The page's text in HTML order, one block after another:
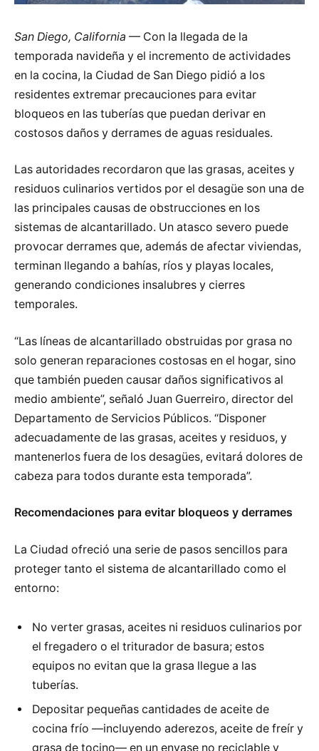
San Diego, California — Con la llegada de la
temporada navideña y el incremento de actividades
en la cocina, la Ciudad de San Diego pidió a los
residentes extremar precauciones para evitar
bloqueos en las tuberías que puedan derivar en
costosos daños y derrames de aguas residuales.
Las autoridades recordaron que las grasas, aceites y
residuos culinarios vertidos por el desagüe son una de
las principales causas de obstrucciones en los
sistemas de alcantarillado. Un atasco severo puede
provocar derrames que, además de afectar viviendas,
terminan llegando a bahías, ríos y playas locales,
generando condiciones insalubres y cierres
temporales.
“Las líneas de alcantarillado obstruidas por grasa no
solo generan reparaciones costosas en el hogar, sino
que también pueden causar daños significativos al
medio ambiente”, señaló Juan Guerreiro, director del
Departamento de Servicios Públicos. “Disponer
adecuadamente de las grasas, aceites y residuos, y
mantenerlos fuera de los desagües, evitará dolores de
cabeza para todos durante esta temporada”.
Recomendaciones para evitar bloqueos y derrames
La Ciudad ofreció una serie de pasos sencillos para
proteger tanto el sistema de alcantarillado como el
entorno:
No verter grasas, aceites ni residuos culinarios por
el fregadero o el triturador de basura; estos
equipos no evitan que la grasa llegue a las
tuberías.
Depositar pequeñas cantidades de aceite de
cocina frío —incluyendo aderezos, aceite de freír y
grasa de tocino— en un envase no reciclable y